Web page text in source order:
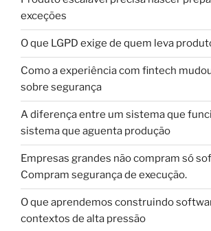
exceções
O que LGPD exige de quem leva
Como a experiência com fintech
sobre segurança
A diferença entre um sistema que
sistema que aguenta produção
Empresas grandes não compram só
Compram segurança de execução.
O que aprendemos construindo
contextos de alta pressão